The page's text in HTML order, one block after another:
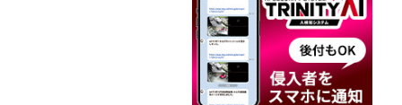
」は、PoE/PoE+対応スイッ